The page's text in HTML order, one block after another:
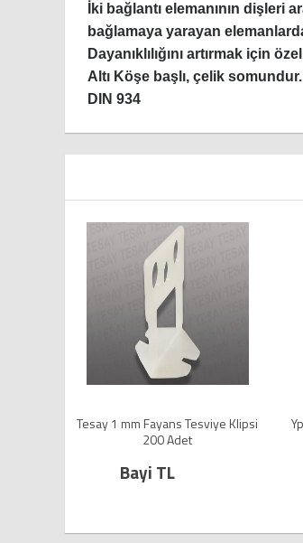
İki bağlantı elemanının
bağlamaya yarayan
Dayanıklılığını artırmak için
Altı Köşe başlı, çelik somundur.
DIN 934
Tesviye Klipsi
Ypm Matkap Uçlu Akıllı Vida